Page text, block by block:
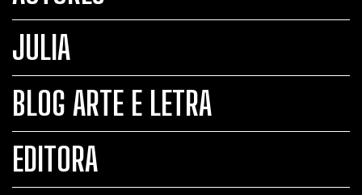
JULIA
BLOG ARTE E LETRA
EDITORA